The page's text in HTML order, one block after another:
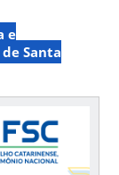
e
Santa